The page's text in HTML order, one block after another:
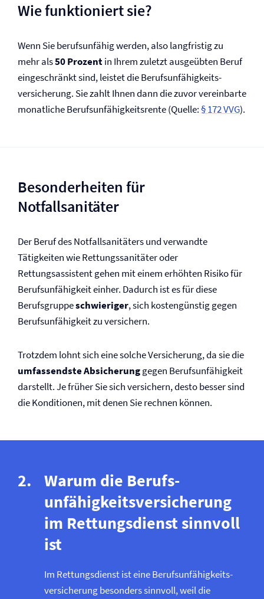
Wie funktioniert sie?
Wenn Sie berufsunfähig werden, also langfristig zu
mehr als50 Prozentin Ihrem zuletzt ausgeübten Beruf
eingeschränkt sind, leistet die Berufs­unfähigkeits­
versicherung. Sie zahlt Ihnen dann die zuvor vereinbarte
monatliche Berufs­unfähigkeitsrente (Quelle:§ 172 VVG).
Besonderheiten für
Notfallsanitäter
Der Beruf des Notfallsanitäters und verwandte
Tätigkeiten wie Rettungssanitäter oder
Rettungsassistent gehen mit einem erhöhten Risiko für
Berufs­unfähigkeit einher. Dadurch ist es für diese
Berufsgruppeschwieriger, sich kostengünstig gegen
Berufs­unfähigkeit zu versichern.
Trotzdem lohnt sich eine solche Versicherung, da sie die
umfassendste Absicherunggegen Berufs­unfähigkeit
darstellt. Je früher Sie sich versichern, desto besser sind
die Konditionen, mit denen Sie rechnen können.
Warum die Berufs­
unfähigkeits­versicherung
im Rettungsdienst sinnvoll
ist
Im Rettungsdienst ist eine Berufs­unfähigkeits­
versicherung besonders sinnvoll, weil die